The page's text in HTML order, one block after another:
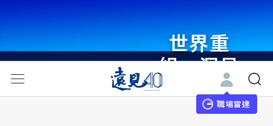
世界重
組・洞見
未來 與
世界領袖
職場雷達